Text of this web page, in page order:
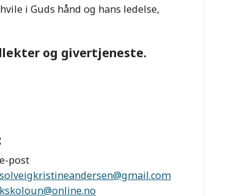
i Guds hånd og hans ledelse,
og givertjeneste.
e-post
solveigkristineandersen@gmail.com
kskoloun@online.no